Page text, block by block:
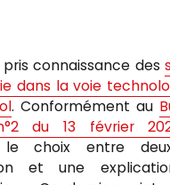
pris connaissance des
dans la voie
. Conformément au
du 13 février
le choix entre
et une